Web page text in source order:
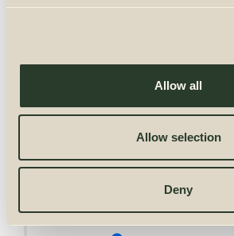
Allow all
Allow selection
Deny
Ostke tootega koos ka